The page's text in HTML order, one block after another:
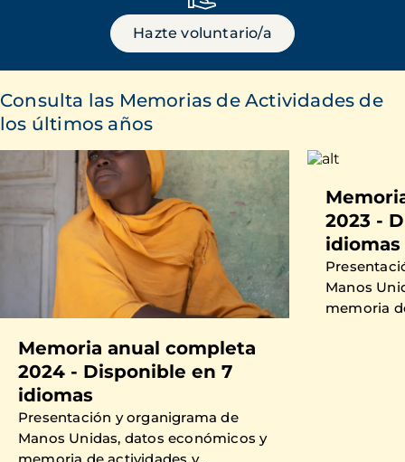
Hazte voluntario/a
Consulta las Memorias de Actividades de
los últimos años
Memoria anual completa
2024 - Disponible en 7
idiomas
Presentación y organigrama de
Manos Unidas, datos económicos y
memoria de actividades y
2023 -
idiomas
Manos
memoria